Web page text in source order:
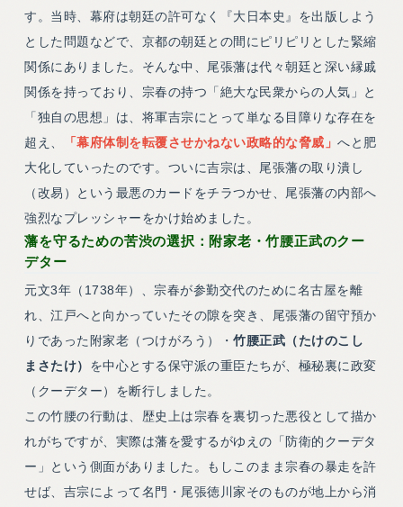
す。当時、幕府は朝廷の許可なく『大日本史』を出版しよう
とした問題などで、京都の朝廷との間にピリピリとした緊縮
関係にありました。そんな中、尾張藩は代々朝廷と深い縁戚
関係を持っており、宗春の持つ「絶大な民衆からの人気」と
「独自の思想」は、将軍吉宗にとって単なる目障りな存在を
超え、
「幕府体制を転覆させかねない政略的な脅威」へと肥
大化していったのです。ついに吉宗は、尾張藩の取り潰し
（改易）という最悪のカードをチラつかせ、尾張藩の内部へ
強烈なプレッシャーをかけ始めました。
藩を守るための苦渋の選択：附家老・竹腰正武のクー
デター
元文3年（1738年）、宗春が参勤交代のために名古屋を離
れ、江戸へと向かっていたその隙を突き、尾張藩の留守預か
りであった附家老（つけがろう）・竹腰正武（たけのこし
まさたけ） を中心とする保守派の重臣たちが、極秘裏に政変
（クーデター）を断行しました。
この竹腰の行動は、歴史上は宗春を裏切った悪役として描か
れがちですが、実際は藩を愛するがゆえの「防衛的クーデタ
ー」という側面がありました。もしこのまま宗春の暴走を許
せば、吉宗によって名門・尾張徳川家そのものが地上から消